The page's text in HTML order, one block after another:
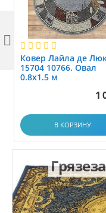
Ковер Лайла де
15704 10766. Овал
0.8x1.5 м
1
В КОРЗИНУ
